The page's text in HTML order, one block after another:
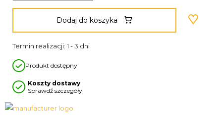
Dodaj do koszyka
Termin realizacji: 1 - 3 dni
Produkt dostępny
Koszty dostawy
Sprawdź szczegóły